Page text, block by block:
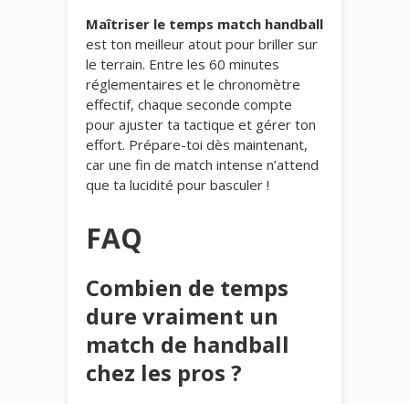
Maîtriser le temps match handball
est ton meilleur atout pour briller sur
le terrain. Entre les 60 minutes
réglementaires et le chronomètre
effectif, chaque seconde compte
pour ajuster ta tactique et gérer ton
effort. Prépare-toi dès maintenant,
car une fin de match intense n’attend
que ta lucidité pour basculer !
FAQ
Combien de temps
dure vraiment un
match de handball
chez les pros ?